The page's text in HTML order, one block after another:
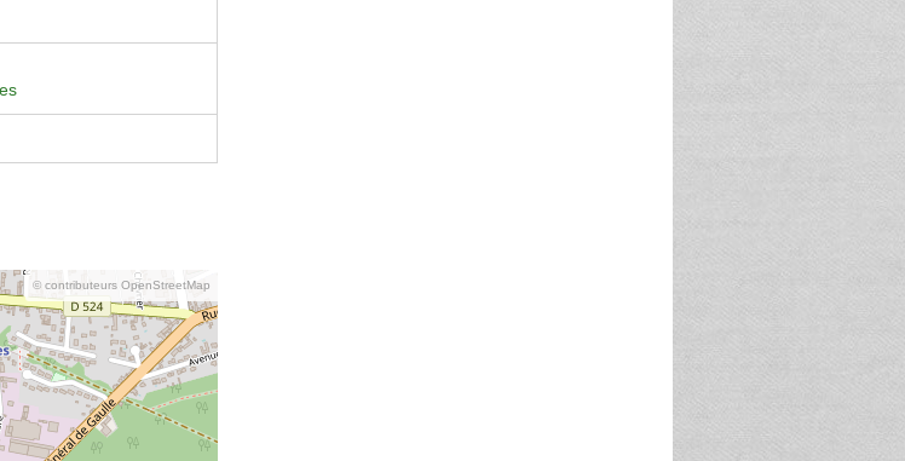
© contributeurs OpenStreetMap